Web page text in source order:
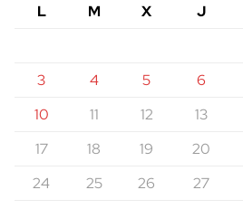
L
M X J
3
4 5 6
10
11 12 13
17
18 19 20
24
25 26 27